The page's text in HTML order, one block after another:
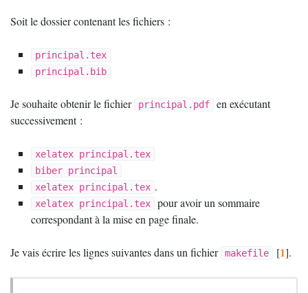
Soit le dossier contenant les fichiers :
principal.tex
principal.bib
Je souhaite obtenir le fichier principal.pdf
en exécutant
successivement :
xelatex principal.tex
biber principal
xelatex principal.tex .
xelatex principal.tex
pour avoir un sommaire
correspondant à la mise en page finale.
Je vais écrire les lignes suivantes dans un fichier makefile [1].